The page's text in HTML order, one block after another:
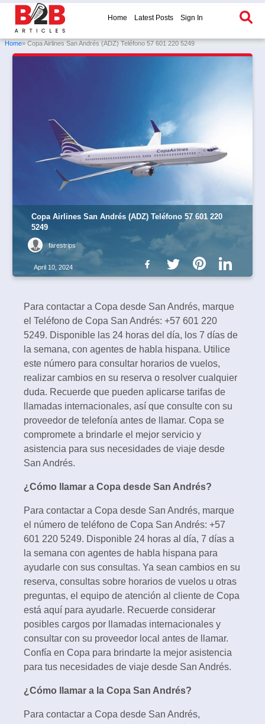
Home Latest Posts Sign In
Home» Copa Airlines San Andrés (ADZ) Teléfono 57 601 220 5249
Copa Airlines San Andrés (ADZ) Teléfono 57 601 220
5249
farestrips
April 10, 2024
Para contactar a Copa desde San Andrés, marque
el Teléfono de Copa San Andrés: +57 601 220
5249. Disponible las 24 horas del día, los 7 días de
la semana, con agentes de habla hispana. Utilice
este número para consultar horarios de vuelos,
realizar cambios en su reserva o resolver cualquier
duda. Recuerde que pueden aplicarse tarifas de
llamadas internacionales, así que consulte con su
proveedor de telefonía antes de llamar. Copa se
compromete a brindarle el mejor servicio y
asistencia para sus necesidades de viaje desde
San Andrés.
¿Cómo llamar a Copa desde San Andrés?
Para contactar a Copa desde San Andrés, marque
el número de teléfono de Copa San Andrés: +57
601 220 5249. Disponible 24 horas al día, 7 días a
la semana con agentes de habla hispana para
ayudarle con sus consultas. Ya sean cambios en su
reserva, consultas sobre horarios de vuelos u otras
preguntas, el equipo de atención al cliente de Copa
está aquí para ayudarle. Recuerde considerar
posibles cargos por llamadas internacionales y
consultar con su proveedor local antes de llamar.
Confía en Copa para brindarte la mejor asistencia
para tus necesidades de viaje desde San Andrés.
¿Cómo llamar a la Copa San Andrés?
Para contactar a Copa desde San Andrés,